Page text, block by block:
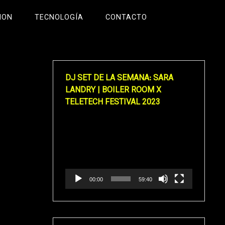
TECNOLOGÍA CONTACTO
DJ SET DE LA SEMANA: SARA
LANDRY | BOILER ROOM X
TELETECH FESTIVAL 2023
00:00 59:40